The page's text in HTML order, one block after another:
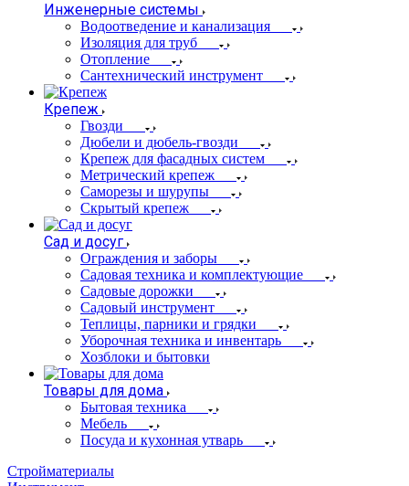
Инженерные системы
Водоотведение и канализация
Изоляция для труб
Отопление
Сантехнический инструмент
Крепеж
Гвозди
Дюбели и дюбель-гвозди
Крепеж для фасадных систем
Метрический крепеж
Саморезы и шурупы
Скрытый крепеж
Сад и досуг
Ограждения и заборы
Садовая техника и комплектующие
Садовые дорожки
Садовый инструмент
Теплицы, парники и грядки
Уборочная техника и инвентарь
Хозблоки и бытовки
Товары для дома
Бытовая техника
Мебель
Посуда и кухонная утварь
Стройматериалы